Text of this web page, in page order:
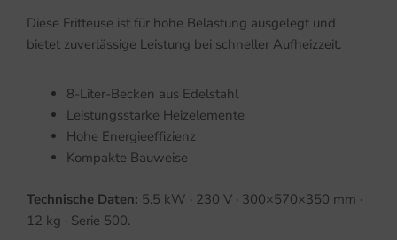
Diese Fritteuse ist für hohe Belastung ausgelegt und
bietet zuverlässige Leistung bei schneller Aufheizzeit.
8-Liter-Becken aus Edelstahl
Leistungsstarke Heizelemente
Hohe Energieeffizienz
Kompakte Bauweise
Technische Daten: 5.5 kW · 230 V · 300×570×350 mm ·
12 kg · Serie 500.